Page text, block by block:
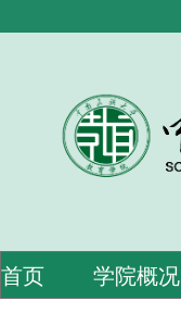
首页 学院概况